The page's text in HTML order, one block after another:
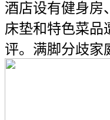
酒店设有健身房
床垫和特色菜品
评。满脚分歧家